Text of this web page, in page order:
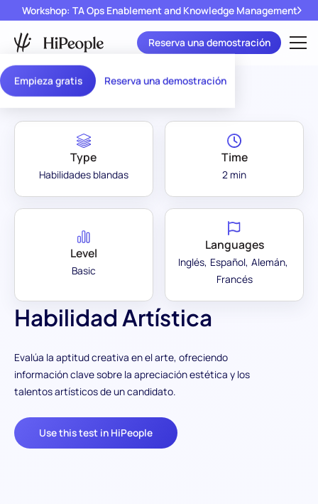
Empieza gratis Reserva una demostración
Workshop: TA Ops Enablement and Knowledge Management
Reserva una demostración
Assessment Library
Habilidad Artística
Evalúa la aptitud creativa en el arte, ofreciendo
información clave sobre la apreciación estética y los
talentos artísticos de un candidato.
Use this test in HiPeople
Type
Habilidades blandas
Time
2 min
Level
Basic
Languages
Inglés Español Alemán
Francés